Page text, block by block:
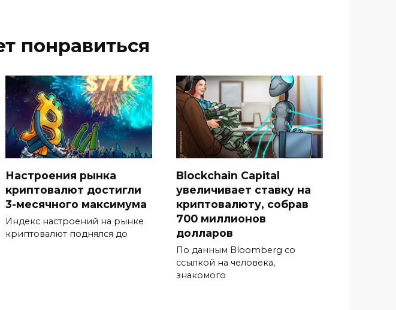
понравиться
Настроения рынка
криптовалют достигли
3-месячного максимума
Индекс настроений на рынке
криптовалют поднялся до
Blockchain Capital
увеличивает ставку на
криптовалюту, собрав
700 миллионов
долларов
По данным Bloomberg со
ссылкой на человека,
знакомого